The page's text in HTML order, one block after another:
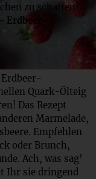
zu schaffen?
Erdbeer-
Quark-Ölteig
Das Rezept
Marmelade,
Empfehlen
oder Brunch,
Ach, was sag’
Ihr sie dringend